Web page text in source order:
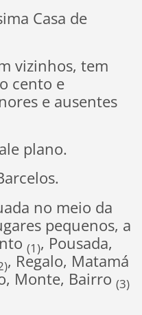
Casa de
vizinhos, tem
cento e
e ausentes
plano.
no meio da
pequenos, a
(1), Pousada,
, Regalo, Matamá
Monte, Bairro (3)